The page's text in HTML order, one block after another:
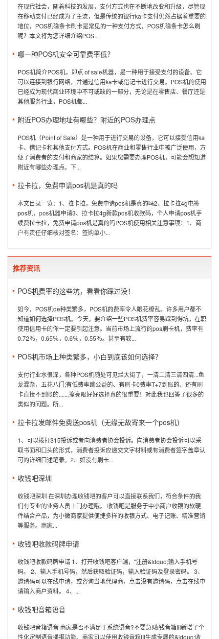
在现代社会，随着科技的发展，支付方式也在不断地改变和升级，尽管现
在移动支付已经成为了主流，但是传统的银行ka卡支付仍然占据着重要的
地位，POS机磁条卡刷卡是常见的一种支付方式，POS机磁条卡怎么刷
呢？本文将为您详细介绍POS...
哪一种POS机安全可靠费率低？
POS机简介POS机，即点 of sale机器，是一种用于接受支付的设备。它
可以连接到银行网络，并通过信用ka卡或借记卡进行交易。POS机的使用
已经成为现代商业环境中不可或缺的一部分，无论是在零售店、餐厅还是
其他服务行业，POS机都...
附近POS办理地址有哪些？附近的POS办理点
POS机（Point of Sale）是一种用于进行交易的设备，它可以接受信用ka
卡、借记卡和其他支付方式。POS机在商业和零售行业中被广泛使用，方
便了消费者的支付和商家的结算。如果您需要办理POS机，可能会想知道
附近有哪些办理点。下...
拉卡拉，免费申请pos机是真的吗
本文目录一览：1、拉卡拉，免费申请pos机是真的吗2、拉卡拉4g电签
pos机，pos机器申请3、拉卡拉4g新款pos机收款码，个人申请pos机手
续费拉卡拉，免费申请pos机是真的吗POS机使用相关注意事项：1、商
户有责任仔细核对签名：签购单小...
推荐资讯
POS机费率的这些坑，看看你踩过没！
如今，POS机de种类繁多，POS机的费率令人眼花缭乱。许多用户都不
知道如何选择POS机。今天，要介绍一些POS机费率容易踩到得坑，在职
使用信用卡的你一定要引起注意。当前市场上流行的pos刷卡机，费率有
0.72％，0.65％，0.6％，0.55％。甚至有较...
POS机市场上种类繁多，小白到底该如何选择？
支付行业水很深，各种POS机随处可见烂大街了，一清二清三清四清...鱼
龙混杂，五花八门;有低费率跳公益的、有刷卡0费率T+7到账的、还有刷
卡直接不到账的.......擦亮眼好好选择真的很重要！对此我也回答了很多的
类似的问题。所...
拉卡拉发邮件免费送pos机（无缘无故寄来一个pos机）
1、可以拨打315投诉或者向消费者协会投诉。向消费者协会投诉可以采
取书面和口头的形式，消费者投诉应递交文字材料或有消费者签字盖章认
可的详细口述笔录。2、如没有刷卡...
收钱吧深圳
收钱吧深圳 在深圳办理收钱吧的客户可以直接联系我们，符合条件的我
们有专业的业务人员上门办理哦。 收钱吧是服务于中小商户收银的软硬
件结合产品，为小微商家提供便捷多样的收银方式、电子记账、精准营销
等服务。商家...
收钱吧收款码牌申请
收钱吧收款码牌申请 1、打开收钱吧客户端，"注册&ldquo;输入手机号
码。 2、输入手机号码，然后获取验证码，输入验证码及登录密码。 3、
邀请码可以在线申请，或咨询当地代理商，点击没有邀请码，点击在线申
请输入商户资料。 4、...
收钱吧音箱语音
收钱吧音箱语音 商家是否不满足于系统语音?不要急!收钱音箱III新增了个
性化定制语音播报功能。商家可以使用收钱音箱III生成专属的&ldquo;收